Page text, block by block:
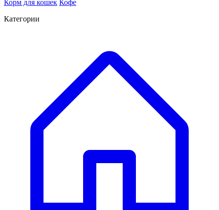
Корм для кошек Кофе
Категории